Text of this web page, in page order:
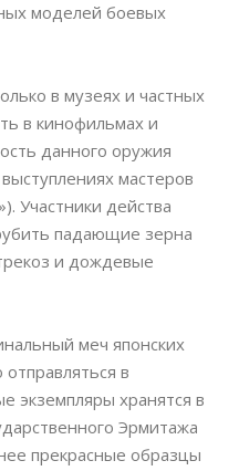
моделей боевых
в музеях и частных
в кинофильмах и
данного оружия
мастеров
Участники действа
падающие зерна
и дождевые
меч японских
в
экземпляры хранятся в
Эрмитажа
прекрасные образцы